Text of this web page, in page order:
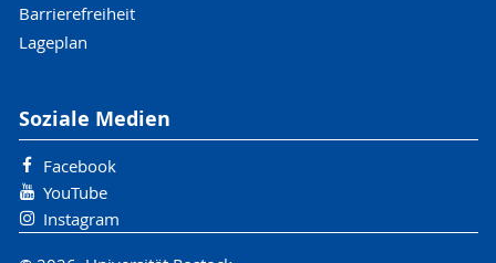
Barrierefreiheit
Lageplan
Soziale Medien
Facebook
YouTube
Instagram